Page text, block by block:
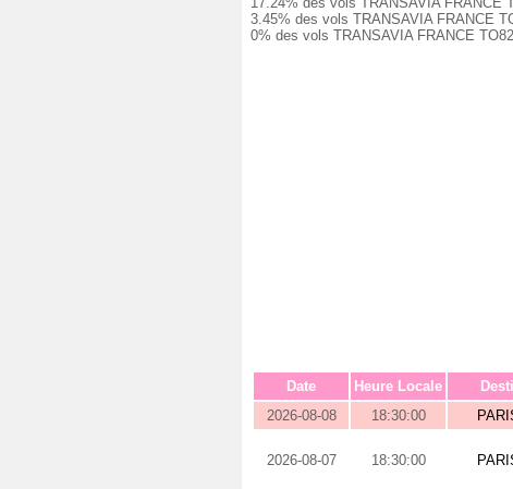
3.45% des vols TRANSAVIA FRANCE
0% des vols TRANSAVIA FRANCE
Date Heure Locale
2026-08-08
18:30:00
2026-08-07 18:30:00